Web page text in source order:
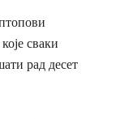
сваки
рад десет